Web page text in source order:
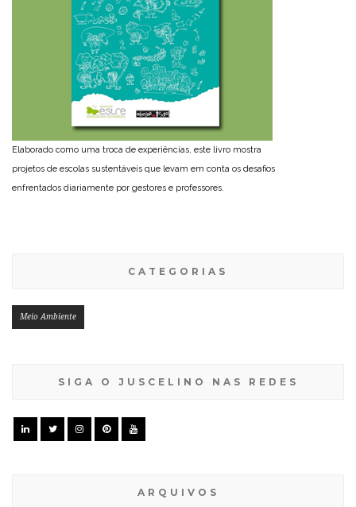
Elaborado como uma troca de experiências, este livro mostra
projetos de escolas sustentáveis que levam em conta os desafios
enfrentados diariamente por gestores e professores.
CATEGORIAS
Meio Ambiente
SIGA O JUSCELINO NAS REDES
ARQUIVOS